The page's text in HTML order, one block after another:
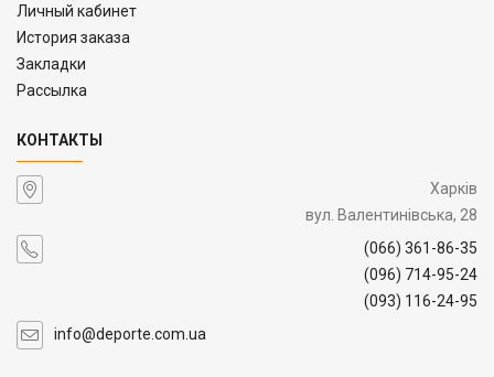
Личный кабинет
История заказа
Закладки
Рассылка
КОНТАКТЫ
Харків
вул. Валентинівська, 28
(066) 361-86-35
(096) 714-95-24
(093) 116-24-95
info@deporte.com.ua